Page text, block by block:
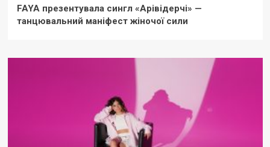
FAYA презентувала сингл «Арівідерчі» —
танцювальний маніфест жіночої сили